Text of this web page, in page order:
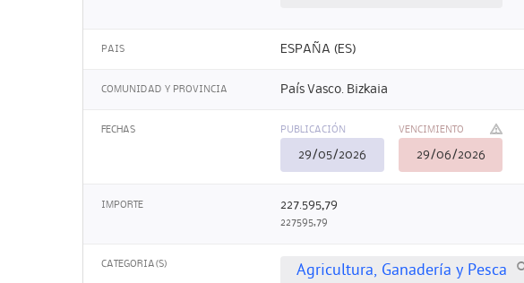
PAIS ESPAÑA (ES)
COMUNIDAD Y PROVINCIA País Vasco. Bizkaia
FECHAS PUBLICACIÓN
29/05/2026
VENCIMIENTO
29/06/2026
IMPORTE 227.595,79
227595,79
CATEGORIA(S) Agricultura, Ganadería y Pesca